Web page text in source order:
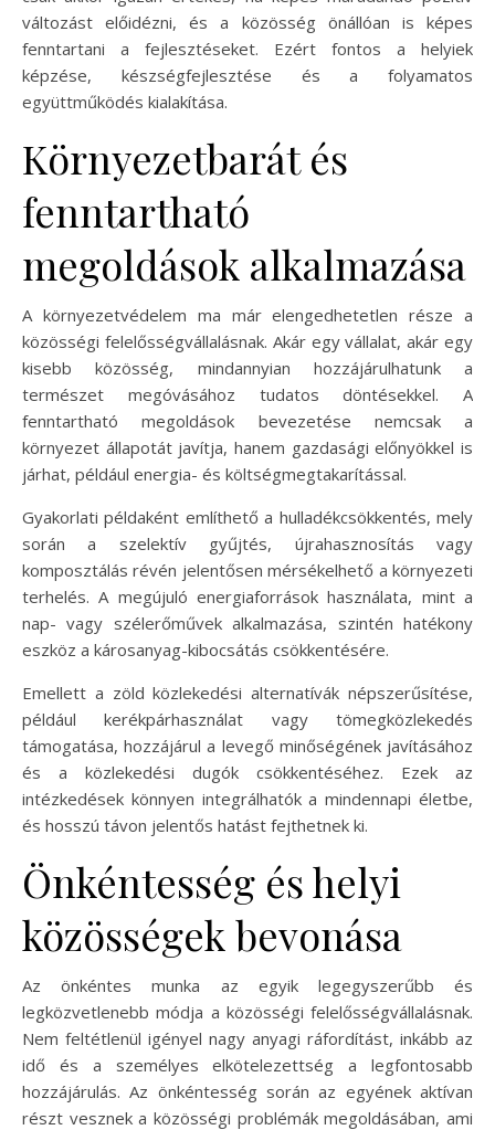
változást előidézni, és a közösség önállóan is képes
fenntartani a fejlesztéseket. Ezért fontos a helyiek
képzése, készségfejlesztése és a folyamatos
együttműködés kialakítása.
Környezetbarát és
fenntartható
megoldások alkalmazása
A környezetvédelem ma már elengedhetetlen része a
közösségi felelősségvállalásnak. Akár egy vállalat, akár egy
kisebb közösség, mindannyian hozzájárulhatunk a
természet megóvásához tudatos döntésekkel. A
fenntartható megoldások bevezetése nemcsak a
környezet állapotát javítja, hanem gazdasági előnyökkel is
járhat, például energia- és költségmegtakarítással.
Gyakorlati példaként említhető a hulladékcsökkentés, mely
során a szelektív gyűjtés, újrahasznosítás vagy
komposztálás révén jelentősen mérsékelhető a környezeti
terhelés. A megújuló energiaforrások használata, mint a
nap- vagy szélerőművek alkalmazása, szintén hatékony
eszköz a károsanyag-kibocsátás csökkentésére.
Emellett a zöld közlekedési alternatívák népszerűsítése,
például kerékpárhasználat vagy tömegközlekedés
támogatása, hozzájárul a levegő minőségének javításához
és a közlekedési dugók csökkentéséhez. Ezek az
intézkedések könnyen integrálhatók a mindennapi életbe,
és hosszú távon jelentős hatást fejthetnek ki.
Önkéntesség és helyi
közösségek bevonása
Az önkéntes munka az egyik legegyszerűbb és
legközvetlenebb módja a közösségi felelősségvállalásnak.
Nem feltétlenül igényel nagy anyagi ráfordítást, inkább az
idő és a személyes elkötelezettség a legfontosabb
hozzájárulás. Az önkéntesség során az egyének aktívan
részt vesznek a közösségi problémák megoldásában, ami